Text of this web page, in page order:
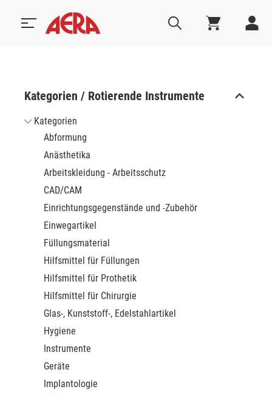
Kategorien / Rotierende Instrumente
Kategorien
Abformung
Anästhetika
Arbeitskleidung - Arbeitsschutz
CAD/CAM
Einrichtungsgegenstände und -Zubehör
Einwegartikel
Füllungsmaterial
Hilfsmittel für Füllungen
Hilfsmittel für Prothetik
Hilfsmittel für Chirurgie
Glas-, Kunststoff-, Edelstahlartikel
Hygiene
Instrumente
Geräte
Implantologie